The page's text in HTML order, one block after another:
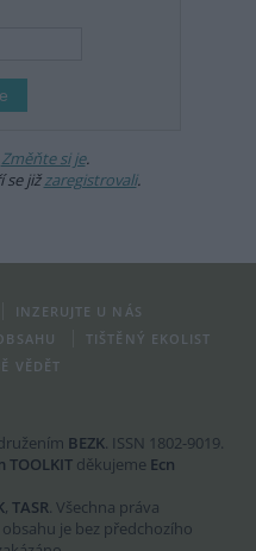
Změňte si je.
se jižzaregistrovali.
INZERUJTE U NÁS
TIŠTĚNÝ EKOLIST
VĚDĚT
BEZK. ISSN 1802-9019.
děkujeme Ecn
, TASR. Všechna práva
je bez předchozího